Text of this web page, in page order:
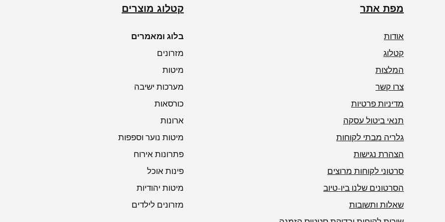
קטלוג מוצרים
בלוג ומאמרים
מזרונים
מיטות
מערכות ישיבה
כורסאות
ארונות
מיטות נוער וספפות
פתרונות אירוח
פינות אוכל
מיטות יהודיות
מזרונים לילדים
מפת אתר
אודות
קטלוג
המלצות
צרו קשר
מדיניות פרטיות
תנאי ביטול עסקה
גלריה מבתי לקוחות
הצהרת נגישות
סרטוני לקוחות מרוצים
הסרטונים שלנו ביו-טיוב
שאלות ותשובות